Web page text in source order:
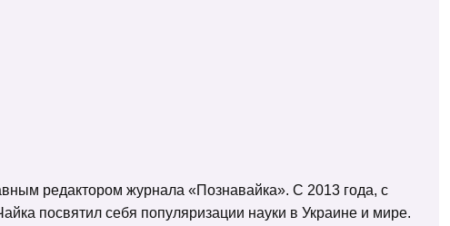
редактором журнала «Познавайка». С 2013 года, с
посвятил себя популяризации науки в Украине и мире.